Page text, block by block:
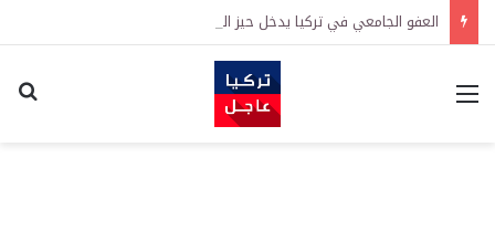
العفو الجامعي في تركيا يدخل حيز التنفيذ رسمياً
القائمة